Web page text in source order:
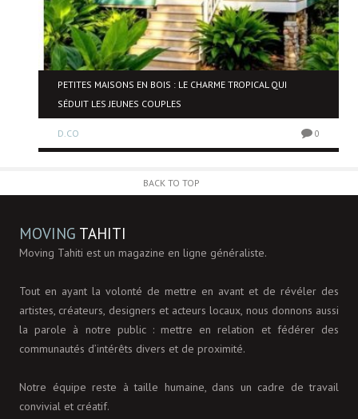
PETITES MAISONS EN BOIS : LE CHARME TROPICAL QUI
SÉDUIT LES JEUNES COUPLES
D.CO 0
BACK TO TOP
MOVING TAHITI
Moving Tahiti est un magazine en ligne généraliste.
Tout en ayant la volonté de mettre en avant et de révéler des
artistes, créateurs, designers et acteurs locaux, nous donnons aussi
la parole à notre public : mettre en relation et fédérer des
communautés d’intérêts divers et de proximité.
Notre équipe reste à taille humaine, dans un cadre de travail
convivial et créatif.